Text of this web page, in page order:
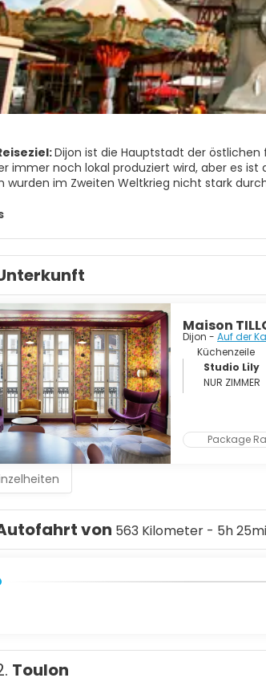
Dijon ist die Hauptstadt der östlichen
immer noch lokal produziert wird, aber es
wurden im Zweiten Weltkrieg nicht stark
frühen Renaissance-Musik, Malerei und
den Bereichen Skulptur und Architektur,
Stadt mit Universitäten im
sodass viele Teile des zentralen Dijons
ist, ist es definitiv einen Tagesausflug wert.
Maison
Dijon - Auf der
Küchenzeile
Studio Lily
NUR ZIMMER
Package
von 563 Kilometer - 5h
Toulon